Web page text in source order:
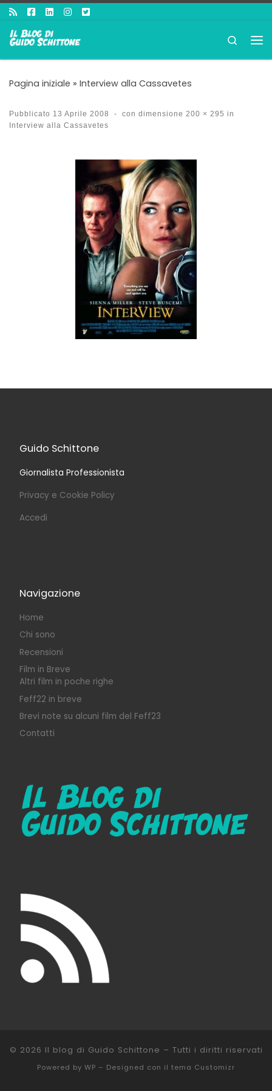
Passa al contenuto
Search
Pagina iniziale » Interview alla Cassavetes
Pubblicato 13 Aprile 2008 - con dimensione 200 × 295 in
Interview alla Cassavetes
Navigazione immagini
Guido Schittone
Giornalista Professionista
Privacy e Cookie Policy
Accedi
Navigazione
Home
Chi sono
Recensioni
Film in Breve
Altri film in poche righe
Feff22 in breve
Brevi note su alcuni film del Feff23
Contatti
© 2026 Il blog di Guido Schittone – Tutti i diritti riservati
Powered by WP – Designed con il tema Customizr